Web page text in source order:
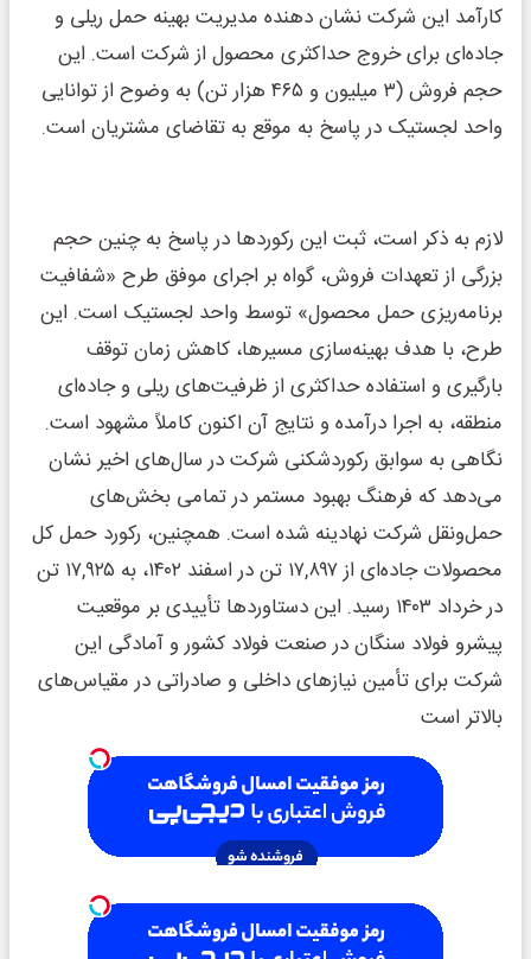
کارآمد این شرکت نشان دهنده مدیریت بهینه حمل ریلی و
جاده‌ای برای خروج حداکثری محصول از شرکت است. این
حجم فروش (۳ میلیون و ۴۶۵ هزار تن) به وضوح از توانایی
واحد لجستیک در پاسخ به موقع به تقاضای مشتریان است.
لازم به ذکر است، ثبت این رکوردها در پاسخ به چنین حجم
بزرگی از تعهدات فروش، گواه بر اجرای موفق طرح «شفافیت
برنامه‌ریزی حمل محصول» توسط واحد لجستیک است. این
طرح، با هدف بهینه‌سازی مسیرها، کاهش زمان توقف
بارگیری و استفاده حداکثری از ظرفیت‌های ریلی و جاده‌ای
منطقه، به اجرا درآمده و نتایج آن اکنون کاملاً مشهود است.
نگاهی به سوابق رکوردشکنی شرکت در سال‌های اخیر نشان
می‌دهد که فرهنگ بهبود مستمر در تمامی بخش‌های
حمل‌و‌نقل شرکت نهادینه شده است. همچنین، رکورد حمل کل
محصولات جاده‌ای از ۱۷,۸۹۷ تن در اسفند ۱۴۰۲، به ۱۷,۹۲۵ تن
در خرداد ۱۴۰۳ رسید. این دستاوردها تأییدی بر موقعیت
پیشرو فولاد سنگان در صنعت فولاد کشور و آمادگی این
شرکت برای تأمین نیازهای داخلی و صادراتی در مقیاس‌های
بالاتر است